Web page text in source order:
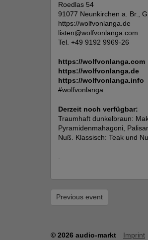
Roedlas 54
91077 Neunkirchen a. Br.,
https://wolfvonlanga.de
listen@wolfvonlanga.com
Tel. +49 9192 9969-26
https://wolfvonlanga.com
https://wolfvonlanga.de
https://wolfvonlanga.info
#wolfvonlanga
Derzeit noch verfügbar:
Traumhaft dunkelbraun:
Pyramidenmahagoni,
Nuß. Klassisch: Teak und
Previous event
© 2026 audio-markt Imprint